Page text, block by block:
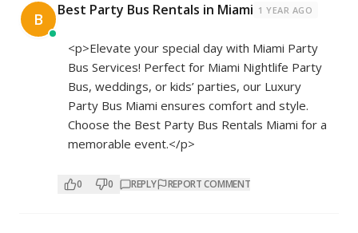
B Best Party Bus Rentals in Miami 1 YEAR AGO
<p>Elevate your special day with Miami Party
Bus Services! Perfect for Miami Nightlife Party
Bus, weddings, or kids’ parties, our Luxury
Party Bus Miami ensures comfort and style.
Choose the Best Party Bus Rentals Miami for a
memorable event.</p>
0 0 REPLY REPORT COMMENT